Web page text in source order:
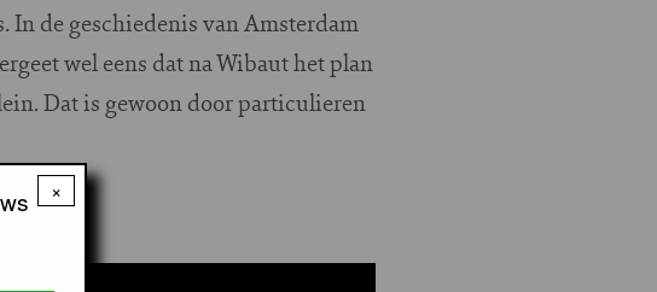
de geschiedenis van Amsterdam
wel eens dat na Wibaut het plan
Dat is gewoon door particulieren
×